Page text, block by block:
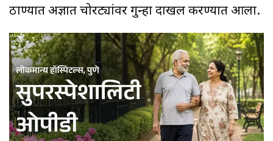
ठाण्यात अज्ञात चोरट्यांवर गुन्हा दाखल करण्यात आला.